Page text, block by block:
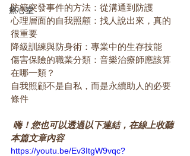
療心室
防範突發事件的方法：從溝通到防護
心理層面的自我照顧：找人說出來，真的
很重要
降級訓練與防身術：專業中的生存技能
傷害保險的職業分類：音樂治療師應該算
在哪一類？
自我照顧不是自私，而是永續助人的必要
條件
本篇文章內容
https://youtu.be/Ev3ItgW9vqc?